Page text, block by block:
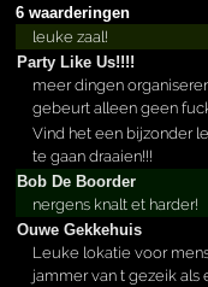
6 waarderingen
leuke zaal!
Party Like Us!!!!­
meer dingen
gebeurt alleen geen
Vind het een bijzonder
te gaan draaien!!!
Bob De Boorder
nergens knalt et harder!
Ouwe Gekkehuis
Leuke lokatie voor
jammer van t gezeik als